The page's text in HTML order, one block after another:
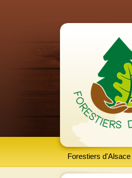
Forestiers d'Alsace